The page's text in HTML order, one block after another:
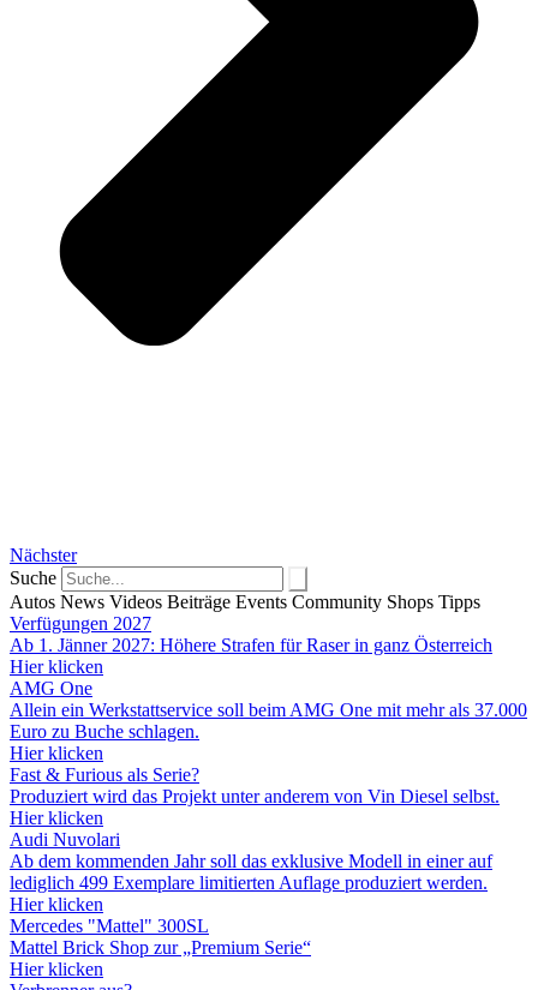
Nächster
Suche
Autos News Videos Beiträge Events Community Shops Tipps
Verfügungen 2027
Ab 1. Jänner 2027: Höhere Strafen für Raser in ganz Österreich
Hier klicken
AMG One
Allein ein Werkstattservice soll beim AMG One mit mehr als 37.000
Euro zu Buche schlagen.
Hier klicken
Fast & Furious als Serie?
Produziert wird das Projekt unter anderem von Vin Diesel selbst.
Hier klicken
Audi Nuvolari
Ab dem kommenden Jahr soll das exklusive Modell in einer auf
lediglich 499 Exemplare limitierten Auflage produziert werden.
Hier klicken
Mercedes "Mattel" 300SL
Mattel Brick Shop zur „Premium Serie“
Hier klicken